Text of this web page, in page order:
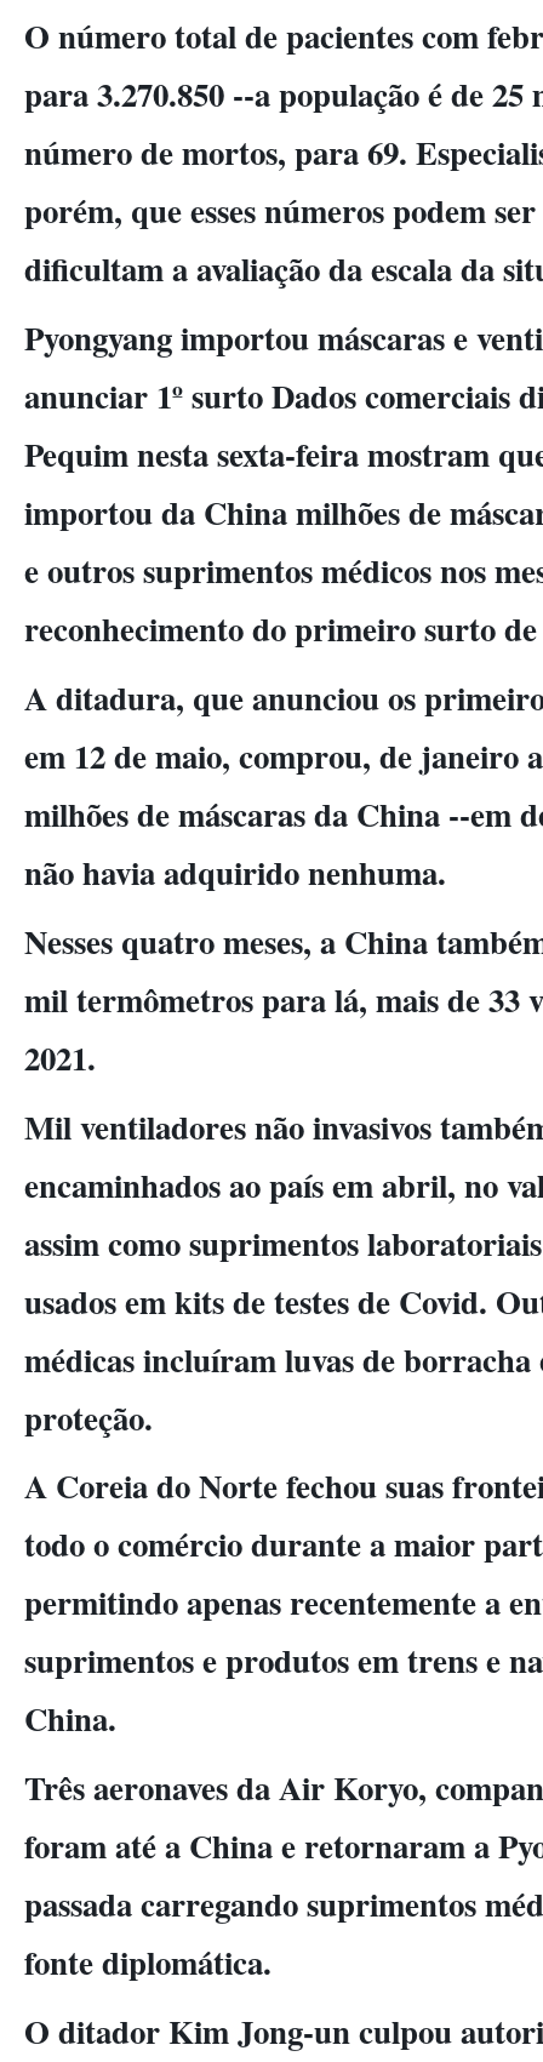
O número total de pacientes com
para 3.270.850 --a população é de 25
número de mortos, para 69.
porém, que esses números podem
dificultam a avaliação da escala da
Pyongyang importou máscaras e
anunciar 1º surto Dados comerciais
Pequim nesta sexta-feira mostram
importou da China milhões de
e outros suprimentos médicos nos
reconhecimento do primeiro surto
A ditadura, que anunciou os
em 12 de maio, comprou, de janeiro
milhões de máscaras da China --em
não havia adquirido nenhuma.
Nesses quatro meses, a China
mil termômetros para lá, mais de 33
2021.
Mil ventiladores não invasivos
encaminhados ao país em abril, no
assim como suprimentos
usados em kits de testes de Covid.
médicas incluíram luvas de borracha
proteção.
A Coreia do Norte fechou suas
todo o comércio durante a maior
permitindo apenas recentemente a
suprimentos e produtos em trens e
China.
Três aeronaves da Air Koryo,
foram até a China e retornaram a
passada carregando suprimentos
fonte diplomática.
O ditador Kim Jong-un culpou